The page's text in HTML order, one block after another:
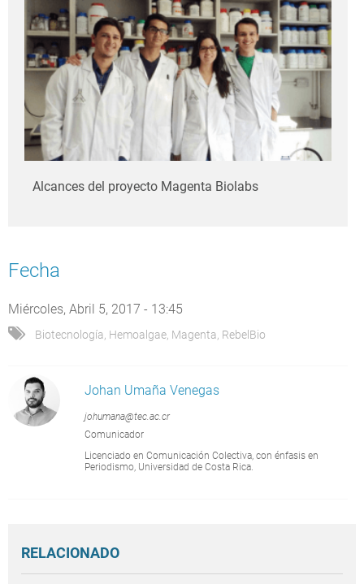
Alcances del proyecto Magenta Biolabs
Fecha
Miércoles, Abril 5, 2017 - 13:45
Biotecnología Hemoalgae Magenta RebelBio
Johan Umaña Venegas
johumana@tec.ac.cr
Comunicador
Licenciado en Comunicación Colectiva, con énfasis en
Periodismo, Universidad de Costa Rica.
RELACIONADO